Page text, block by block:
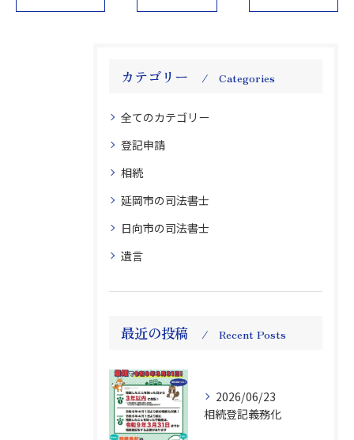
カテゴリー Categories
全てのカテゴリー
登記申請
相続
延岡市の司法書士
日向市の司法書士
遺言
最近の投稿 Recent Posts
2026/06/23
相続登記義務化